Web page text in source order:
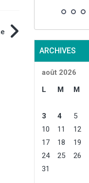
ARCHIVES
août 2026
L
M M
3
4 5
10
11 12
17
18 19
24
25 26
31